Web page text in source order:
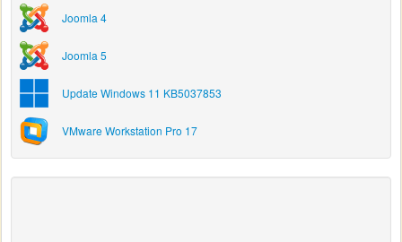
Joomla 4
Joomla 5
Update Windows 11 KB5037853
VMware Workstation Pro 17